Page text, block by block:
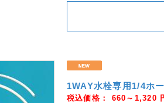
1WAY水栓専用1/4ホ
税込価格： 660～1,320